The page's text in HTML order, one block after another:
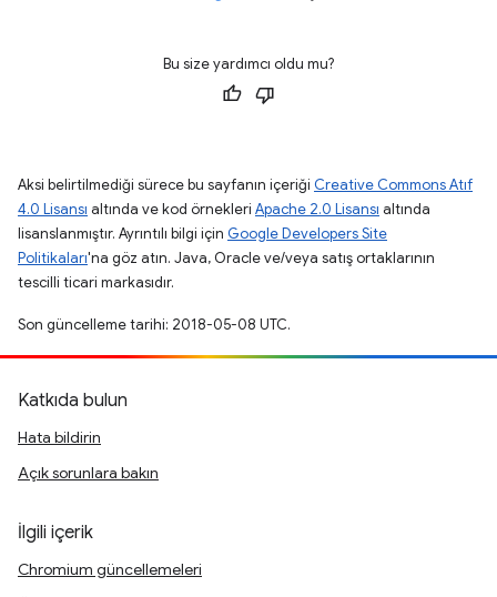
Bu size yardımcı oldu mu?
Aksi belirtilmediği sürece bu sayfanın içeriği Creative Commons Atıf
4.0 Lisansı altında ve kod örnekleri Apache 2.0 Lisansı altında
lisanslanmıştır. Ayrıntılı bilgi için Google Developers Site
Politikaları'na göz atın. Java, Oracle ve/veya satış ortaklarının
tescilli ticari markasıdır.
Son güncelleme tarihi: 2018-05-08 UTC.
Katkıda bulun
Hata bildirin
Açık sorunlara bakın
İlgili içerik
Chromium güncellemeleri